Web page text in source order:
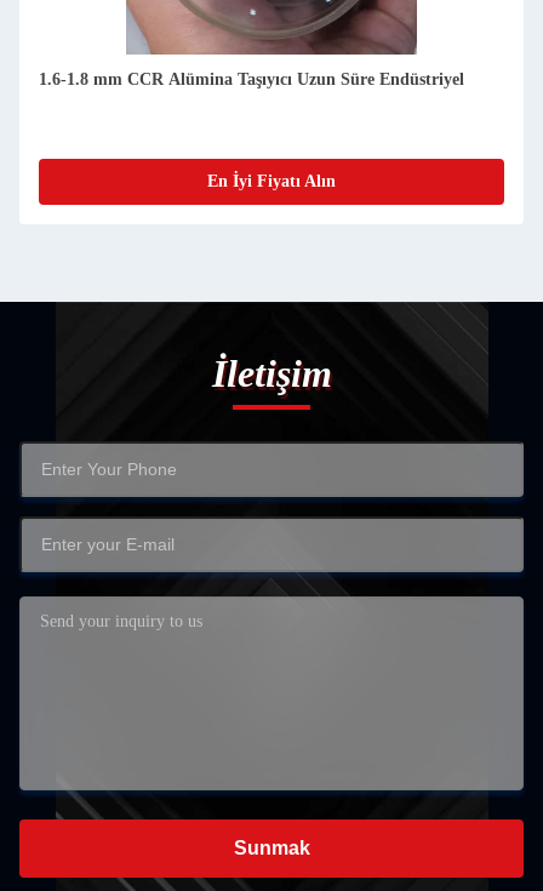
1.6-1.8 mm CCR Alümina Taşıyıcı Uzun Süre Endüstriyel
En İyi Fiyatı Alın
İletişim
Sunmak